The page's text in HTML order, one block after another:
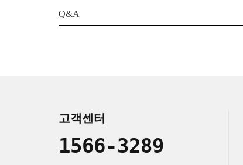
Q&A
고객센터
1566-3289